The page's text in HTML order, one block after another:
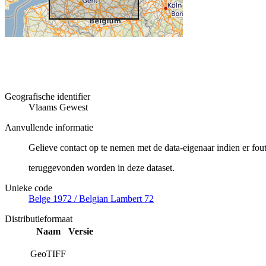
Geografische identifier
Vlaams Gewest
Aanvullende informatie
Gelieve contact op te nemen met de data-eigenaar indien er
teruggevonden worden in deze dataset.
Unieke code
Belge 1972 / Belgian Lambert 72
Distributieformaat
Naam
Versie
GeoTIFF